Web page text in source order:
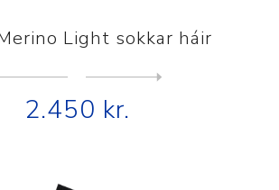
Light sokkar háir
2.450 kr.